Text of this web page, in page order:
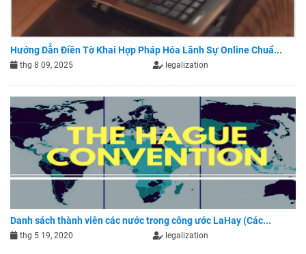
Hướng Dẫn Điền Tờ Khai Hợp Pháp Hóa Lãnh Sự Online Chuẩ...
thg 8 09, 2025 legalization
Danh sách thành viên các nước trong công ước LaHay (Các...
thg 5 19, 2020 legalization